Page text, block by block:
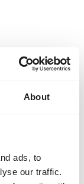
About
ads, to
our traffic.
van der
dringen tot
van
in Tirol
van